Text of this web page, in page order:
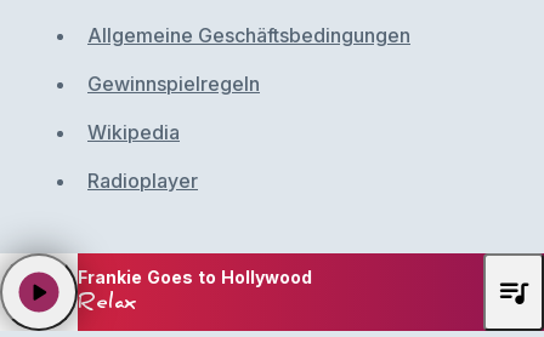
Allgemeine Geschäftsbedingungen
Gewinnspielregeln
Wikipedia
Radioplayer
Frankie Goes to Hollywood
Relax
play_arrow queue_music